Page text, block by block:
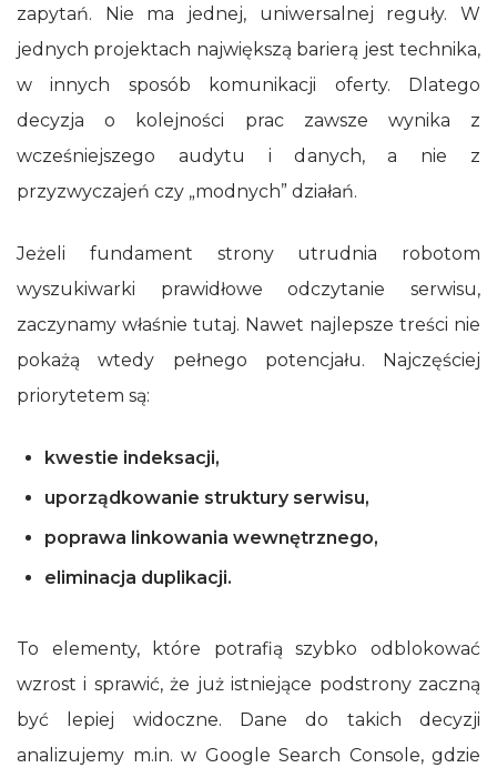
zapytań. Nie ma jednej, uniwersalnej reguły. W
jednych projektach największą barierą jest technika,
w innych sposób komunikacji oferty. Dlatego
decyzja o kolejności prac zawsze wynika z
wcześniejszego audytu i danych, a nie z
przyzwyczajeń czy „modnych” działań.
Jeżeli fundament strony utrudnia robotom
wyszukiwarki prawidłowe odczytanie serwisu,
zaczynamy właśnie tutaj. Nawet najlepsze treści nie
pokażą wtedy pełnego potencjału. Najczęściej
priorytetem są:
kwestie indeksacji,
uporządkowanie struktury serwisu,
poprawa linkowania wewnętrznego,
eliminacja duplikacji.
To elementy, które potrafią szybko odblokować
wzrost i sprawić, że już istniejące podstrony zaczną
być lepiej widoczne. Dane do takich decyzji
analizujemy m.in. w Google Search Console, gdzie